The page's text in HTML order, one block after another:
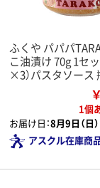
ふくや パパパ
こ油漬け 70g 1セッ
×3）パスタソース
1個
お届け日：8月9日（日）
アスクル在庫商